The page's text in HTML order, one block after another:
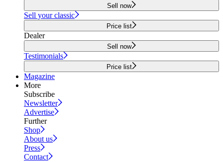
Sell now
Sell your classic
Price list
Dealer
Sell now
Testimonials
Price list
Magazine
More
Subscribe
Newsletter
Advertise
Further
Shop
About us
Press
Contact